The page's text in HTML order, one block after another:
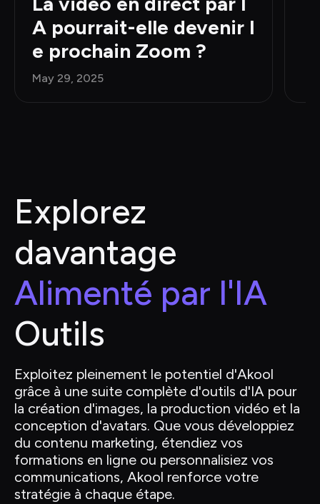
A pourrait-elle devenir l
e prochain Zoom ?
May 29, 2025
Explorez
davantage
Alimenté par l'IA
Outils
Exploitez pleinement le potentiel d'Akool
grâce à une suite complète d'outils d'IA pour
la création d'images, la production vidéo et la
conception d'avatars. Que vous développiez
du contenu marketing, étendiez vos
formations en ligne ou personnalisiez vos
communications, Akool renforce votre
stratégie à chaque étape.